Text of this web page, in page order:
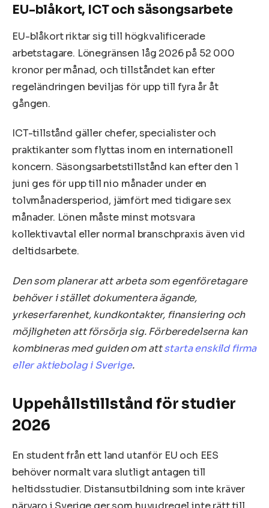
EU-blåkort, ICT och säsongsarbete
EU-blåkort riktar sig till högkvalificerade
arbetstagare. Lönegränsen låg 2026 på 52 000
kronor per månad, och tillståndet kan efter
regeländringen beviljas för upp till fyra år åt
gången.
ICT-tillstånd gäller chefer, specialister och
praktikanter som flyttas inom en internationell
koncern. Säsongsarbetstillstånd kan efter den 1
juni ges för upp till nio månader under en
tolvmånadersperiod, jämfört med tidigare sex
månader. Lönen måste minst motsvara
kollektivavtal eller normal branschpraxis även vid
deltidsarbete.
Den som planerar att arbeta som egenföretagare
behöver i stället dokumentera ägande,
yrkeserfarenhet, kundkontakter, finansiering och
möjligheten att försörja sig. Förberedelserna kan
kombineras med guiden om attstarta enskild firma
eller aktiebolag i Sverige.
Uppehållstillstånd för studier
2026
En student från ett land utanför EU och EES
behöver normalt vara slutligt antagen till
heltidsstudier. Distansutbildning som inte kräver